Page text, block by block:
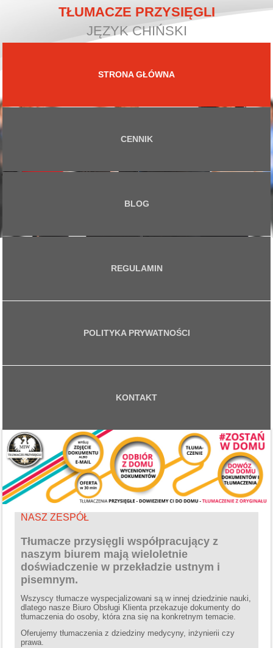
TŁUMACZE PRZYSIĘGLI
JĘZYK CHIŃSKI
STRONA GŁÓWNA
CENNIK
BLOG
REGULAMIN
POLITYKA PRYWATNOŚCI
KONTAKT
NASZ ZESPÓŁ
Tłumacze przysięgli współpracujący z
naszym biurem mają wieloletnie
doświadczenie w przekładzie ustnym i
pisemnym.
Wszyscy tłumacze wyspecjalizowani są w innej dziedzinie nauki,
dlatego nasze Biuro Obsługi Klienta przekazuje dokumenty do
tłumaczenia do osoby, która zna się na konkretnym temacie.
Oferujemy tłumaczenia z dziedziny medycyny, inżynierii czy
prawa.